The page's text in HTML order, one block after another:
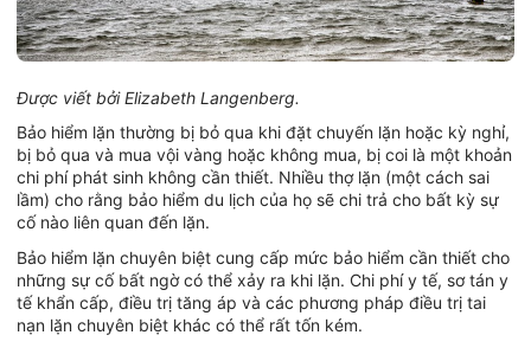
Được viết bởi Elizabeth Langenberg.
Bảo hiểm lặn thường bị bỏ qua khi đặt chuyến lặn hoặc kỳ nghỉ,
bị bỏ qua và mua vội vàng hoặc không mua, bị coi là một khoản
chi phí phát sinh không cần thiết. Nhiều thợ lặn (một cách sai
lầm) cho rằng bảo hiểm du lịch của họ sẽ chi trả cho bất kỳ sự
cố nào liên quan đến lặn.
Bảo hiểm lặn chuyên biệt cung cấp mức bảo hiểm cần thiết cho
những sự cố bất ngờ có thể xảy ra khi lặn. Chi phí y tế, sơ tán y
tế khẩn cấp, điều trị tăng áp và các phương pháp điều trị tai
nạn lặn chuyên biệt khác có thể rất tốn kém.